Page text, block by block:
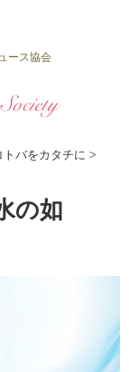
ース協会
トバをカタチに >
の如